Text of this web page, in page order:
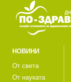
НОВИНИ
От света
От науката